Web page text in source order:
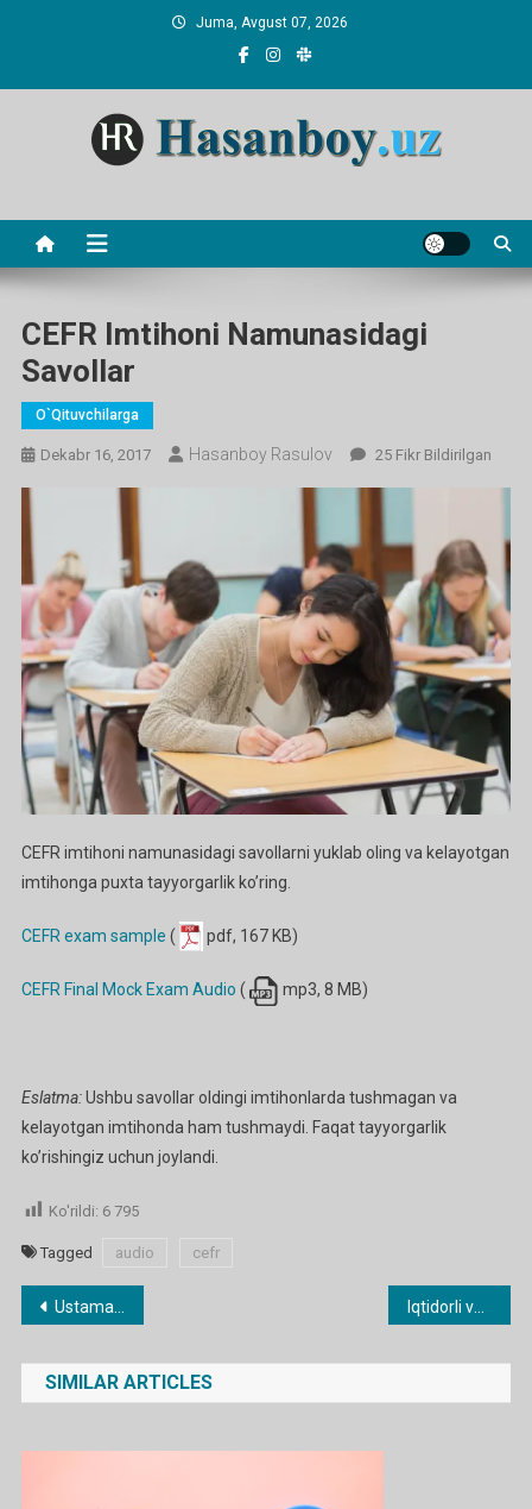
Juma, Avgust 07, 2026
CEFR Imtihoni Namunasidagi
Savollar
O`qituvchilarga
Dekabr 16, 2017 Hasanboy Rasulov
CEFR
25 Fikr Bildirilgan
CEFR imtihoni namunasidagi savollarni yuklab oling va kelayotgan
imtihonga puxta tayyorgarlik ko’ring.
CEFR exam sample ( pdf, 167 KB)
CEFR Final Mock Exam Audio ( mp3, 8 MB)
Eslatma:Ushbu savollar oldingi imtihonlarda tushmagan va
kelayotgan imtihonda ham tushmaydi. Faqat tayyorgarlik
ko’rishingiz uchun joylandi.
Ko'rildi: 6 795
Tagged audio cefr
Post
menyusi
Ustama haq belgilash uchun navbatdagi test sinovi o`tkaziladi.
SIMILAR ARTICLES